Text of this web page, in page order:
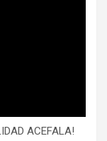
ACEFALA!